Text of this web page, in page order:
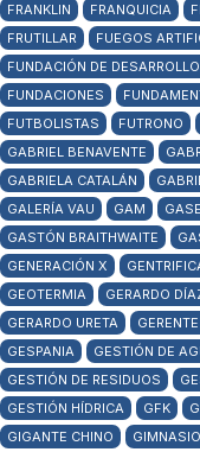
FRANKLIN
FRANQUICIA
FRUTILLAR
FUEGOS
FUNDACIÓN DE
FUNDACIONES
FUTBOLISTAS
FUTRONO
GABRIEL BENAVENTE
GABRIELA CATALÁN
GALERÍA VAU
GAM
GASTÓN BRAITHWAITE
GENERACIÓN X
GEOTERMIA
GERARDO
GERARDO URETA
GESPANIA
GESTIÓN DE
GESTIÓN DE RESIDUOS
GESTIÓN HÍDRICA
GFK
GIGANTE CHINO